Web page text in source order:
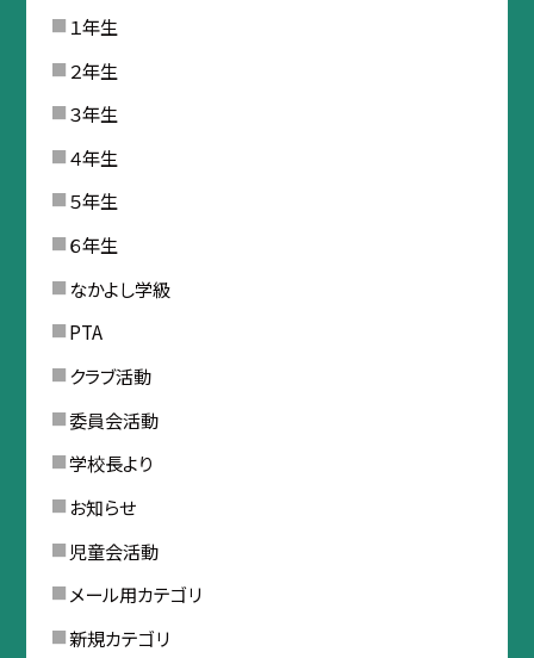
１年生
２年生
３年生
４年生
５年生
６年生
なかよし学級
PTA
クラブ活動
委員会活動
学校長より
お知らせ
児童会活動
メール用カテゴリ
新規カテゴリ